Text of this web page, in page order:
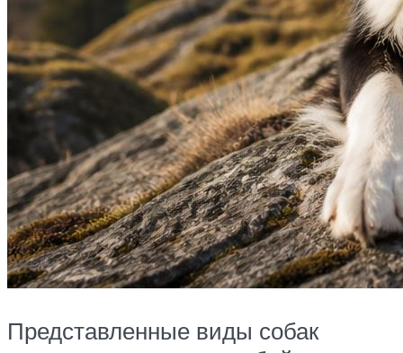
Представленные виды собак